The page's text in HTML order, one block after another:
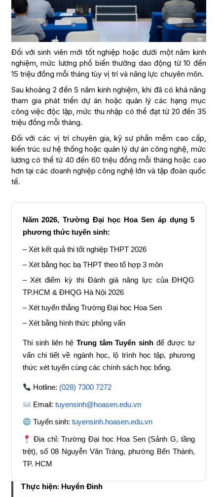
Đối với sinh viên mới tốt nghiệp hoặc dưới một năm kinh
nghiệm, mức lương phổ biến thường dao động từ 10 đến
15 triệu đồng mỗi tháng tùy vị trí và năng lực chuyên môn.
Sau khoảng 2 đến 5 năm kinh nghiệm, khi đã có khả năng
tham gia phát triển dự án hoặc quản lý các hạng mục
công việc độc lập, mức thu nhập có thể đạt từ 20 đến 35
triệu đồng mỗi tháng.
Đối với các vị trí chuyên gia, kỹ sư phần mềm cao cấp,
kiến trúc sư hệ thống hoặc quản lý dự án công nghệ, mức
lương có thể từ 40 đến 60 triệu đồng mỗi tháng hoặc cao
hơn tại các doanh nghiệp công nghệ lớn và tập đoàn quốc
tế.
Năm 2026, Trường Đại học Hoa Sen áp dụng 5
phương thức tuyển sinh:
– Xét kết quả thi tốt nghiệp THPT 2026
– Xét bằng học bạ THPT theo tổ hợp 3 môn
– Xét điểm kỳ thi Đánh giá năng lực của ĐHQG
TP.HCM & ĐHQG Hà Nội 2026
– Xét tuyển thẳng Trường Đại học Hoa Sen
– Xét bằng hình thức phỏng vấn
Thí sinh liên hệ Trung tâm Tuyển sinh để được tư
vấn chi tiết về ngành học, lộ trình học tập, phương
thức xét tuyển cùng các chính sách học bổng.
Hotline: (028) 7300 7272
Email: tuyensinh@hoasen.edu.vn
Tuyển sinh: tuyensinh.hoasen.edu.vn
Địa chỉ: Trường Đại học Hoa Sen (Sảnh G, tầng
trệt), số 08 Nguyễn Văn Tráng, phường Bến Thành,
TP. HCM
Thực hiện: Huyền Đinh